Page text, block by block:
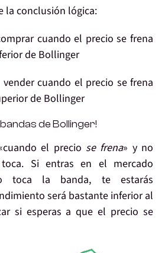
la conclusión lógica:
cuando el precio se frena
de Bollinger
vendercuando el precio se frena
de Bollinger
de Bollinger!
el precio se frena» y no
Si entras en el mercado
toca la banda, te estarás
será bastante inferior al
si esperas a que el precio se